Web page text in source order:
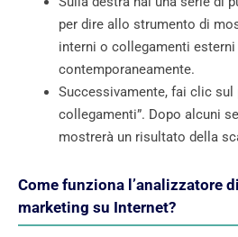
per dire allo strumento di
interni o collegamenti
contemporaneamente.
Successivamente, fai clic sul
collegamenti”. Dopo alcuni
mostrerà un risultato della
Come funziona l’analizzatore
marketing su Internet?